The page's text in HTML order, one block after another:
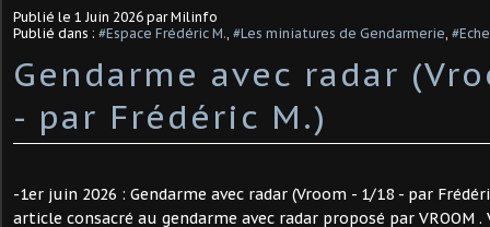
Publié le 1 Juin 2026 par Milinfo
Publié dans : #Espace Frédéric M., #Les miniatures de Gendarmerie,
Gendarme avec radar
- par Frédéric M.)
-1er juin 2026 : Gendarme avec radar (Vroom - 1/18 - par
article consacré au gendarme avec radar proposé par VROOM